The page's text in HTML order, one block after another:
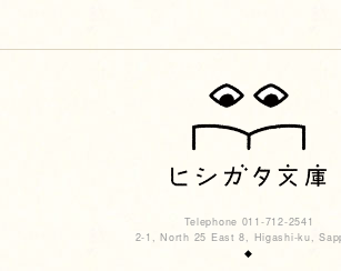
Telephone 011-712-2541
2-1, North 25 East 8, Higashi-ku,
◆